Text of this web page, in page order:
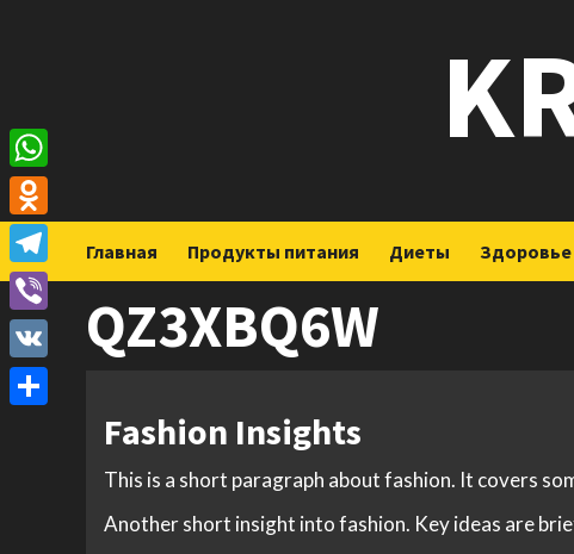
Главная Продукты питания Диеты Здоровье
QZ3XBQ6W
Fashion Insights
This is a short paragraph about fashion. It covers
Another short insight into fashion. Key ideas are
WhatsApp
Odnoklassniki
Telegram
Viber
VK
Отправить